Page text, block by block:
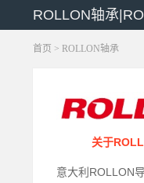
ROLLON轴承
首页 > ROLLON轴承
关于
意大利ROLLON